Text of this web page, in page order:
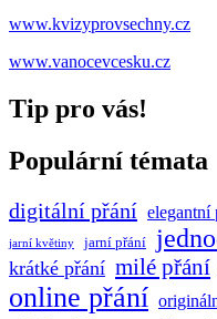
www.kvizyprovsechny.cz
www.vanocevcesku.cz
Tip pro vás!
Populární témata
digitální přání elegantní
jarní květiny jarní přání
krátké přání milé přání
online přání